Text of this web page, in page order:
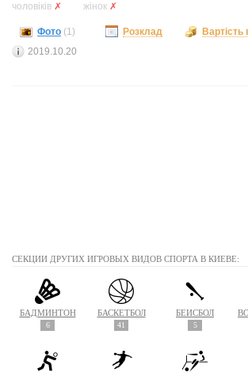
чоловіків ✗ жінок ✗
Фото (1) Розклад
Вартість
2019.10.20
СЕКЦИИ ДРУГИХ ИГРОВЫХ ВИДОВ СПОРТА В КИЕВЕ:
БАДМИНТОН
6
БАСКЕТБОЛ
41
БЕЙСБОЛ
5